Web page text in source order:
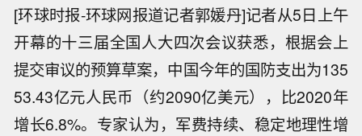
[环球时报-环球网报道记者郭媛丹]记者从5日上午
开幕的十三届全国人大四次会议获悉，根据会上
提交审议的预算草案，中国今年的国防支出为135
53.43亿元人民币（约2090亿美元），比2020年
增长6.8%。专家认为，军费持续、稳定地理性增